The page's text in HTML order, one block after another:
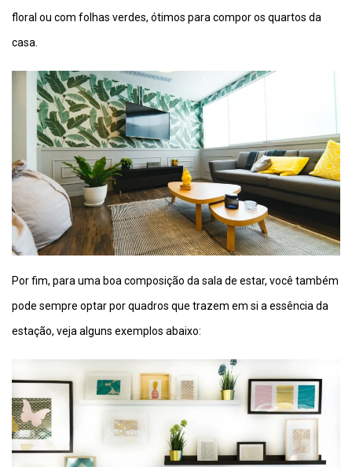
floral ou com folhas verdes, ótimos para compor os quartos da
casa.
Por fim, para uma boa composição da sala de estar, você também
pode sempre optar por quadros que trazem em si a essência da
estação, veja alguns exemplos abaixo: